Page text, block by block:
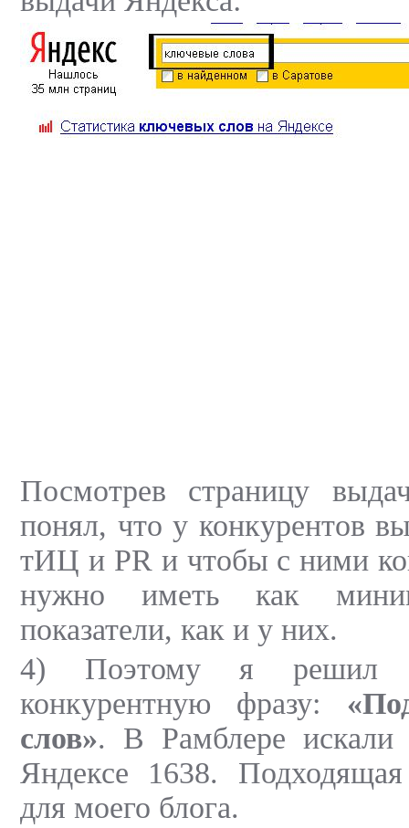
Посмотрев страницу
понял, что у конкурентов
тИЦ и PR и чтобы с ними
нужно иметь как
показатели, как и у них.
4) Поэтому я решил
конкурентную фразу:
слов». В Рамблере искали
Яндексе 1638.
для моего блога.